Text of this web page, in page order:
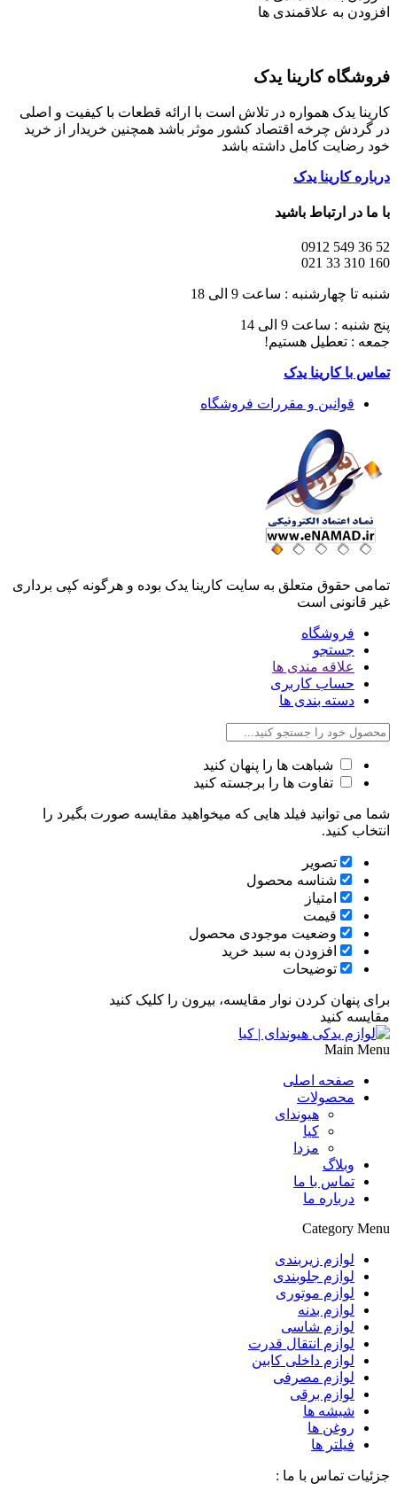
افزودن به علاقمندی ها
فروشگاه کارینا یدک
کارینا یدک همواره در تلاش است با ارائه قطعات با کیفیت و اصلی
در گردش چرخه اقتصاد کشور موثر باشد همچنین خریدار از خرید
خود رضایت کامل داشته باشد
درباره کارینا یدک
با ما در ارتباط باشید
52 36 549 0912
160 310 33 021
شنبه تا چهارشنبه : ساعت 9 الی 18
پنج شنبه : ساعت 9 الی 14
جمعه : تعطیل هستیم!
تماس با کارینا یدک
قوانین و مقررات فروشگاه
تمامی حقوق متعلق به سایت کارینا یدک بوده و هرگونه کپی برداری
غیر قانونی است
فروشگاه
جستجو
علاقه مندی ها
حساب کاربری
دسته بندی ها
شباهت ها را پنهان کنید
تفاوت ها را برجسته کنید
شما می توانید فیلد هایی که میخواهید مقایسه صورت بگیرد را
انتخاب کنید.
تصویر
شناسه محصول
امتیاز
قیمت
وضعیت موجودی محصول
افزودن به سبد خرید
توضیحات
برای پنهان کردن نوار مقایسه، بیرون را کلیک کنید
مقایسه کنید
Main Menu
صفحه اصلی
محصولات
هیوندای
کیا
مزدا
وبلاگ
تماس با ما
درباره ما
Category Menu
لوازم زیربندی
لوازم جلوبندی
لوازم موتوری
لوازم بدنه
لوازم شاسی
لوازم انتقال قدرت
لوازم داخلی کابین
لوازم مصرفی
لوازم برقی
شیشه ها
روغن ها
فیلتر ها
جزئیات تماس با ما :